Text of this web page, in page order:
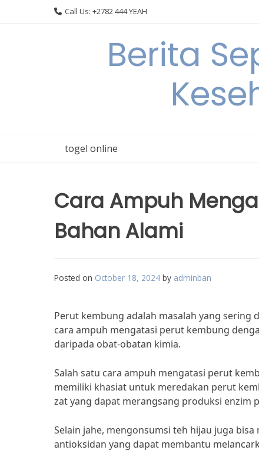
Call Us: +2782 444 YEAH
Berita
togel online
Cara Ampuh
Bahan Alami
Posted on October 18, 2024 by adminban
Perut kembung adalah masalah yang sering
cara ampuh mengatasi perut kembung
daripada obat-obatan kimia.
Salah satu cara ampuh mengatasi perut
memiliki khasiat untuk meredakan perut
zat yang dapat merangsang produksi enzim
Selain jahe, mengonsumsi teh hijau juga
antioksidan yang dapat membantu